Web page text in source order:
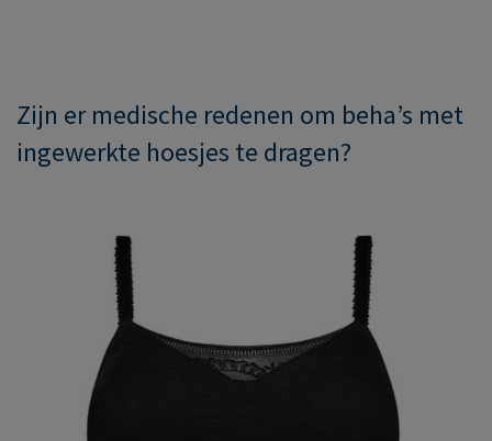
Zijn er medische redenen om beha’s met
ingewerkte hoesjes te dragen?